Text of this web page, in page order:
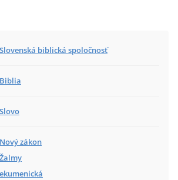
Slovenská biblická spoločnosť
Biblia
Slovo
Nový zákon
Žalmy
ekumenická